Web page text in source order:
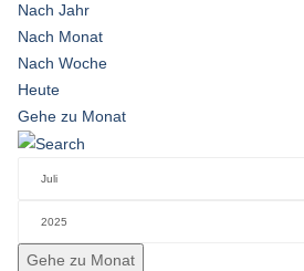
Nach Jahr
Nach Monat
Nach Woche
Heute
Gehe zu Monat
Gehe zu Monat